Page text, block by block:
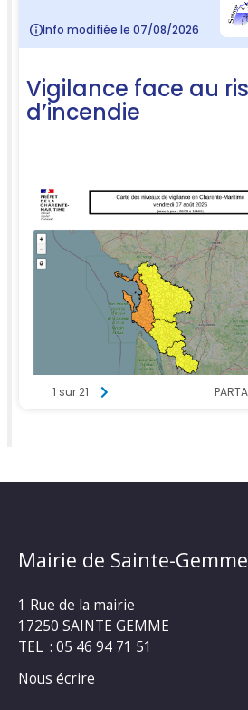
Mairie de Sainte-Gemme
1 Rue de la mairie
17250 SAINTE GEMME
TEL : 05 46 94 71 51
Nous écrire